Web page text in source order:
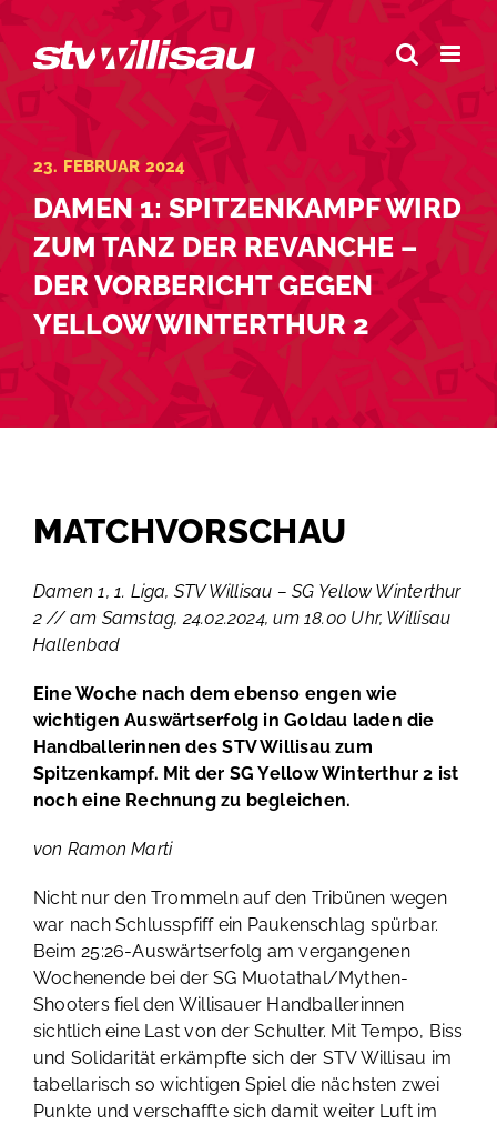
Zum
Inhalt
springen
23. FEBRUAR 2024
DAMEN 1: SPITZENKAMPF WIRD
ZUM TANZ DER REVANCHE –
DER VORBERICHT GEGEN
YELLOW WINTERTHUR 2
MATCHVORSCHAU
Damen 1, 1. Liga, STV Willisau – SG Yellow Winterthur
2 // am Samstag, 24.02.2024, um 18.00 Uhr, Willisau
Hallenbad
Eine Woche nach dem ebenso engen wie
wichtigen Auswärtserfolg in Goldau laden die
Handballerinnen des STV Willisau zum
Spitzenkampf. Mit der SG Yellow Winterthur 2 ist
noch eine Rechnung zu begleichen.
von Ramon Marti
Nicht nur den Trommeln auf den Tribünen wegen
war nach Schlusspfiff ein Paukenschlag spürbar.
Beim 25:26-Auswärtserfolg am vergangenen
Wochenende bei der SG Muotathal/Mythen-
Shooters fiel den Willisauer Handballerinnen
sichtlich eine Last von der Schulter. Mit Tempo, Biss
und Solidarität erkämpfte sich der STV Willisau im
tabellarisch so wichtigen Spiel die nächsten zwei
Punkte und verschaffte sich damit weiter Luft im